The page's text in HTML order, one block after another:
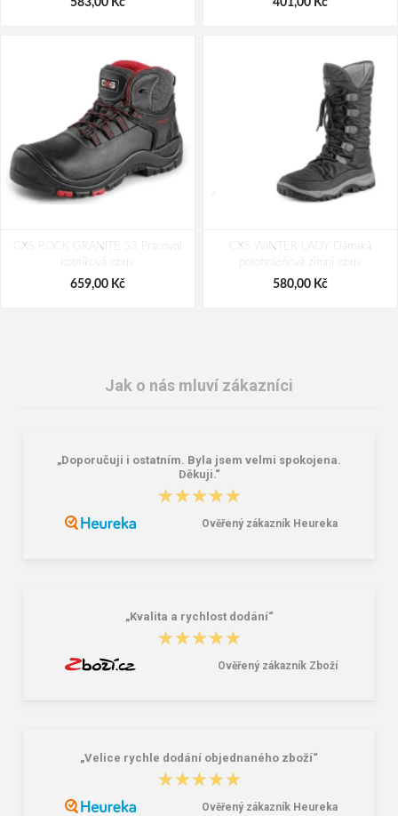
583,00 Kč 401,00 Kč
CXS ROCK GRANITE S3 Pracovní
kotníková obuv
659,00 Kč
CXS WINTER LADY Dámská
poloholeňová zimní obuv
580,00 Kč
Lžíce na obuv CXS, kovová, dlouhá
CXS STONE TOPAZ S3 WINTER
Jak o nás mluví zákazníci
„Doporučuji i ostatním. Byla jsem velmi spokojena.
Děkuji.“
★★★★★
★★★★★
Ověřený zákazník Heureka
„Kvalita a rychlost dodání“
★★★★★
★★★★★
Ověřený zákazník Zboží
„Velice rychle dodání objednaného zboží“
★★★★★
★★★★★
Ověřený zákazník Heureka